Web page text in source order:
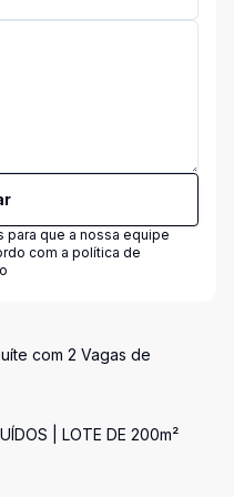
para que a nossa equipe
com a política de
com 2 Vagas de
| LOTE DE 200m²